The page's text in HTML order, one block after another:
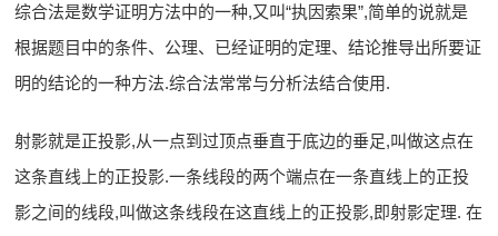
综合法是数学证明方法中的一种,又叫“执因索果”,简单的说就是
根据题目中的条件、公理、已经证明的定理、结论推导出所要证
明的结论的一种方法.综合法常常与分析法结合使用.
射影就是正投影,从一点到过顶点垂直于底边的垂足,叫做这点在
这条直线上的正投影.一条线段的两个端点在一条直线上的正投
影之间的线段,叫做这条线段在这直线上的正投影,即射影定理. 在